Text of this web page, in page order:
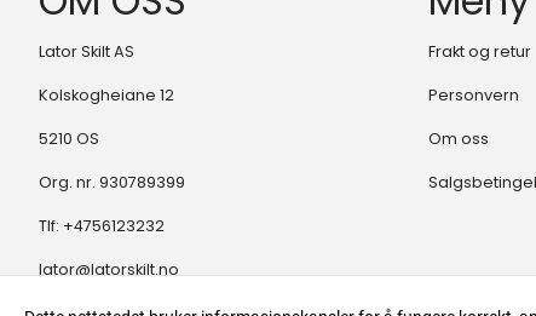
Lator Skilt AS
Kolskogheiane 12
5210 OS
Org. nr. 930789399
Tlf: +4756123232
lator@latorskilt.no
Frakt og retur
Personvern
Om oss